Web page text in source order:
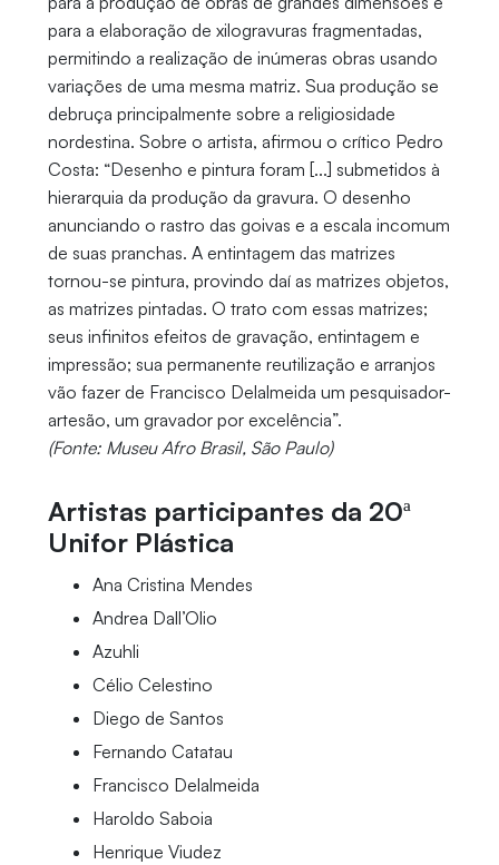
para a elaboração de xilogravuras fragmentadas,
permitindo a realização de inúmeras obras usando
variações de uma mesma matriz. Sua produção se
debruça principalmente sobre a religiosidade
nordestina. Sobre o artista, afirmou o crítico Pedro
Costa: “Desenho e pintura foram [...] submetidos à
hierarquia da produção da gravura. O desenho
anunciando o rastro das goivas e a escala incomum
de suas pranchas. A entintagem das matrizes
tornou-se pintura, provindo daí as matrizes objetos,
as matrizes pintadas. O trato com essas matrizes;
seus infinitos efeitos de gravação, entintagem e
impressão; sua permanente reutilização e arranjos
vão fazer de Francisco Delalmeida um pesquisador-
artesão, um gravador por excelência”.
(Fonte: Museu Afro Brasil, São Paulo)
Artistas participantes da 20ª
Unifor Plástica
Ana Cristina Mendes
Andrea Dall’Olio
Azuhli
Célio Celestino
Diego de Santos
Fernando Catatau
Francisco Delalmeida
Haroldo Saboia
Henrique Viudez